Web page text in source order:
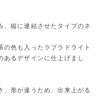
、縦に連結させたタイプのネ
色も入ったラブラドライト
あるデザインに仕上げまし
、形が違うため、出来上がる